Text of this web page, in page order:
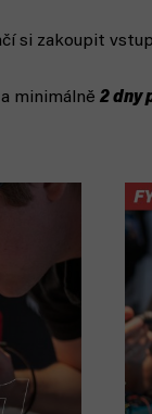
si zakoupit
minimálně 2 dny